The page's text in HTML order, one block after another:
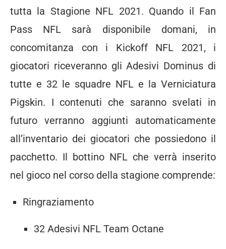
tutta la Stagione NFL 2021. Quando il Fan
Pass NFL sarà disponibile domani, in
concomitanza con i Kickoff NFL 2021, i
giocatori riceveranno gli Adesivi Dominus di
tutte e 32 le squadre NFL e la Verniciatura
Pigskin. I contenuti che saranno svelati in
futuro verranno aggiunti automaticamente
all’inventario dei giocatori che possiedono il
pacchetto. Il bottino NFL che verrà inserito
nel gioco nel corso della stagione comprende:
Ringraziamento
32 Adesivi NFL Team Octane